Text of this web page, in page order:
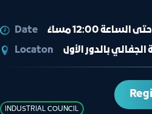
Date
Locaton
بالدور الأول
INDUSTRIAL COUNCIL